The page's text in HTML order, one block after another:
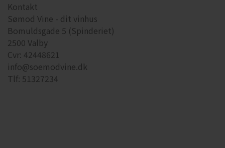
Kontakt
Sømod Vine - dit vinhus
Bomuldsgade 5 (Spinderiet)
2500 Valby
Cvr: 42448621
info@soemodvine.dk
Tlf: 51327234